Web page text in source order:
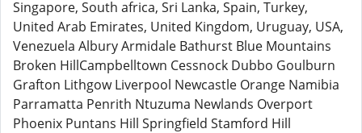
Singapore, South africa, Sri Lanka, Spain, Turkey,
United Arab Emirates, United Kingdom, Uruguay, USA,
Venezuela Albury Armidale Bathurst Blue Mountains
Broken HillCampbelltown Cessnock Dubbo Goulburn
Grafton Lithgow Liverpool Newcastle Orange Namibia
Parramatta Penrith Ntuzuma Newlands Overport
Phoenix Puntans Hill Springfield Stamford Hill